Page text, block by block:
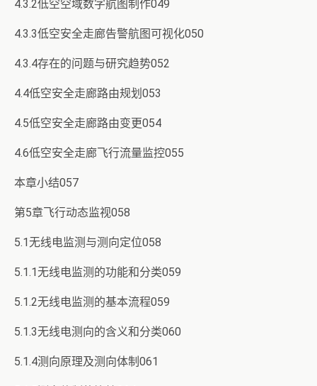
4.3.2低空空域数字航图制作049
4.3.3低空安全走廊告警航图可视化050
4.3.4存在的问题与研究趋势052
4.4低空安全走廊路由规划053
4.5低空安全走廊路由变更054
4.6低空安全走廊飞行流量监控055
本章小结057
第5章飞行动态监视058
5.1无线电监测与测向定位058
5.1.1无线电监测的功能和分类059
5.1.2无线电监测的基本流程059
5.1.3无线电测向的含义和分类060
5.1.4测向原理及测向体制061